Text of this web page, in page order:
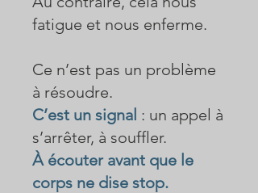
fatigue et nous enferme.
Ce n’est pas un problème
à résoudre.
C’est un signal : un appel à
s’arrêter, à souffler.
À écouter avant que le
corps ne dise stop.